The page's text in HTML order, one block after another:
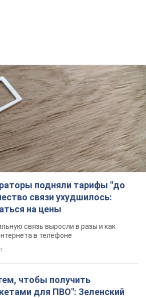
подняли тарифы "до
связи ухудшилось:
на цены
связь выросли в разы и как
в телефоне
чтобы получить
для ПВО": Зеленский